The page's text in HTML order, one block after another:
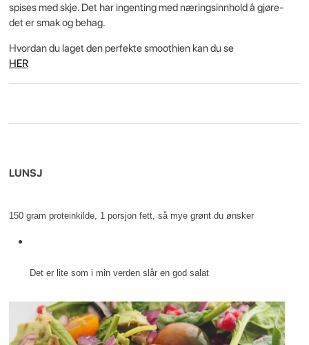
spises med skje. Det har ingenting med næringsinnhold å gjøre-
det er smak og behag.
Hvordan du laget den perfekte smoothien kan du se
HER
LUNSJ
150 gram proteinkilde, 1 porsjon fett, så mye grønt du ønsker
Det er lite som i min verden slår en god salat